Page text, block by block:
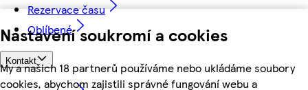
Nastavení soukromí a cookies
My a našich 18 partnerů používáme nebo ukládáme soubory
cookies, abychom zajistili správné fungování webu a
Rezervace času
Oblíbené
Kontakt